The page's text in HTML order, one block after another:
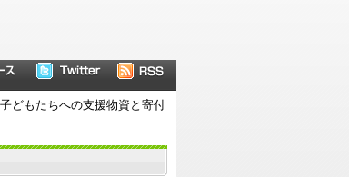
どもたちへの支援物資と寄付